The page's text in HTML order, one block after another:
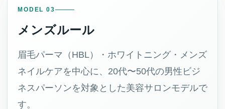
MODEL 03
メンズルール
眉毛パーマ（HBL）・ホワイトニング・メンズ
ネイルケアを中心に、20代〜50代の男性ビジ
ネスパーソンを対象とした美容サロンモデルで
す。